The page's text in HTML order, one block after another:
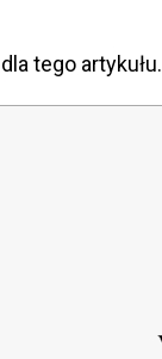
dla tego artykułu.